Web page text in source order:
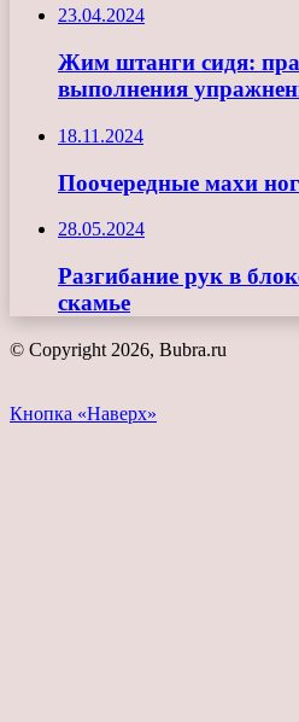
23.04.2024
Жим штанги сидя:
выполнения
18.11.2024
Поочередные махи
28.05.2024
Разгибание рук в
скамье
© Copyright 2026, Bubra.ru
Кнопка «Наверх»